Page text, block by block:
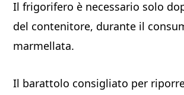
Il frigorifero è necessario solo
del contenitore, durante il
marmellata.
Il barattolo consigliato per